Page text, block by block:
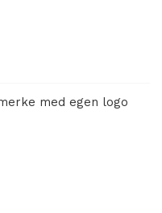
med egen logo